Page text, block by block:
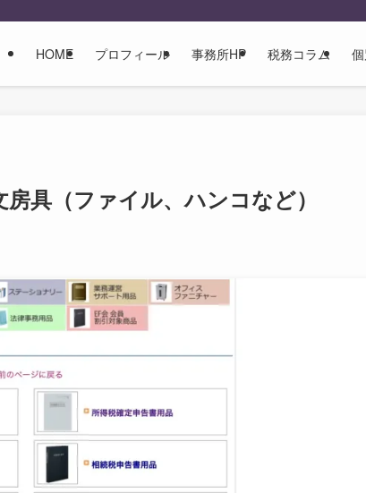
HOME プロフィール 事務所HP 税務コラム
具（ファイル、ハンコなど）